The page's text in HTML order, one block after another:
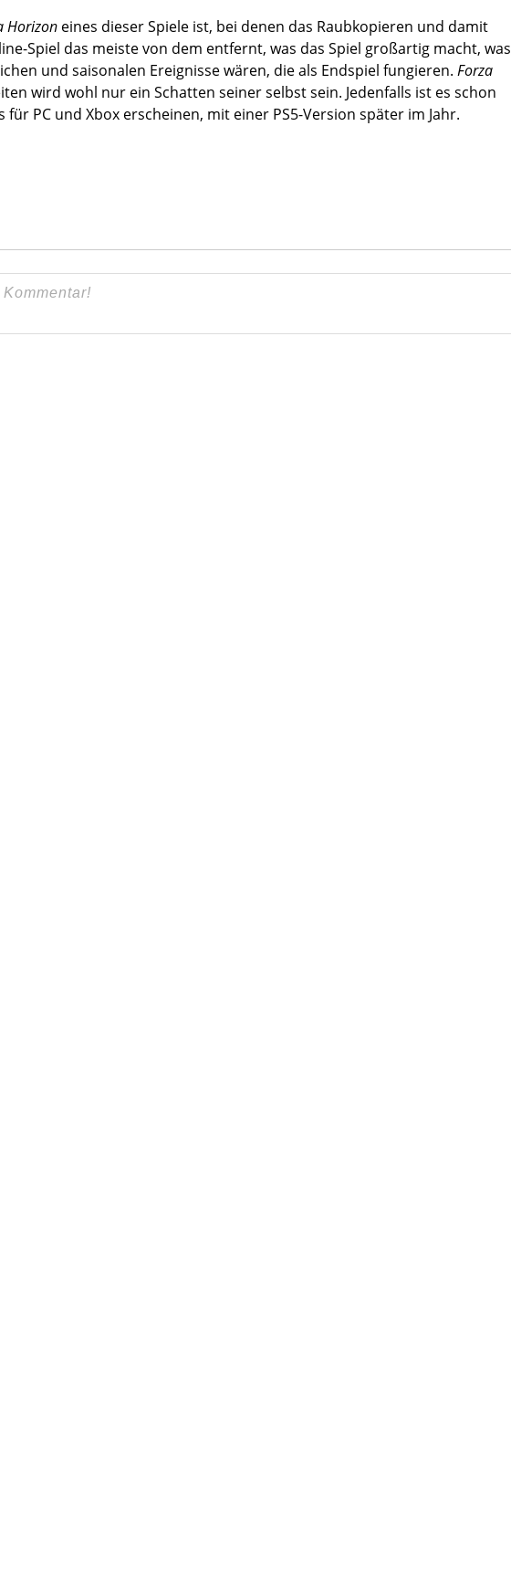
Horizon eines dieser Spiele ist, bei denen das Raubkopieren und damit
Spiel das meiste von dem entfernt, was das Spiel großartig macht, was
und saisonalen Ereignisse wären, die als Endspiel fungieren. Forza
wird wohl nur ein Schatten seiner selbst sein. Jedenfalls ist es schon
PC und Xbox erscheinen, mit einer PS5-Version später im Jahr.